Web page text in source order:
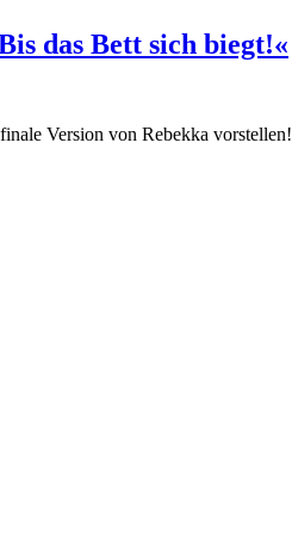
das Bett sich biegt!«
Version von Rebekka vorstellen!